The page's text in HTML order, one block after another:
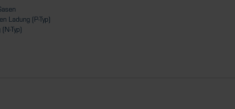
Ladung (P-Typ)
Typ)